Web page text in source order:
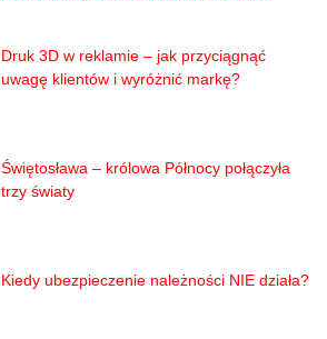
Druk 3D w reklamie – jak przyciągnąć
uwagę klientów i wyróżnić markę?
Świętosława – królowa Północy połączyła
trzy światy
Kiedy ubezpieczenie należności NIE działa?